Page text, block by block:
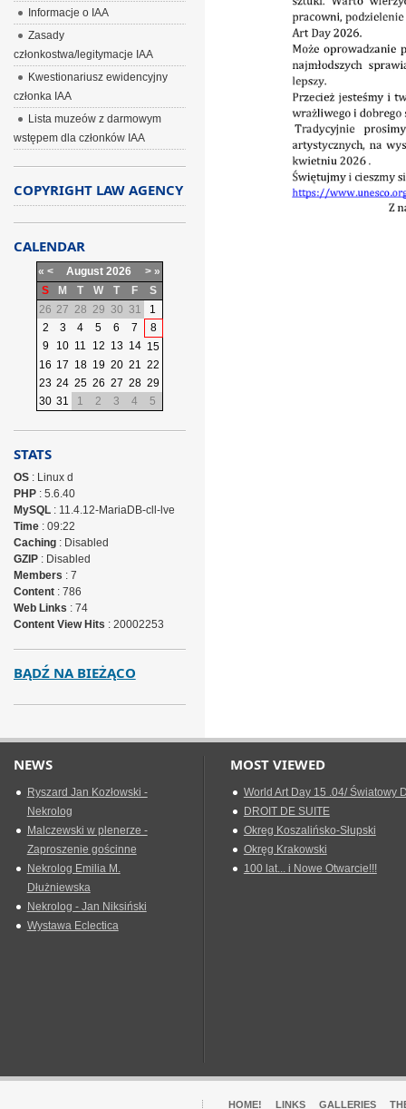
Informacje o IAA
Zasady
członkostwa/legitymacje IAA
Kwestionariusz ewidencyjny
członka IAA
Lista muzeów z darmowym
wstępem dla członków IAA
COPYRIGHT LAW AGENCY
CALENDAR
« < August 2026 > »
S
M T W T F
S
26 27 28 29 30 31
1
2
3 4 5 6 7
8
9
10 11 12 13 14 15
16 17 18 19 20 21 22
23 24 25 26 27 28 29
30 31 1 2 3 4 5
STATS
OS: Linux d
PHP: 5.6.40
MySQL: 11.4.12-MariaDB-cll-lve
Time: 09:22
Caching: Disabled
GZIP: Disabled
Members : 7
Content: 786
Web Links : 74
Content View Hits : 20002253
BĄDŹ NA BIEŻĄCO
NEWS
Ryszard Jan Kozłowski -
Nekrolog
Malczewski w plenerze -
Zaproszenie gościnne
Nekrolog Emilia M.
Dłużniewska
Nekrolog - Jan Niksiński
Wystawa Eclectica
MOST VIEWED
World Art Day 15 .04/ Światowy
DROIT DE SUITE
Okreg Koszalińsko-Słupski
Okręg Krakowski
100 lat... i Nowe Otwarcie!!!
HOME! LINKS GALLERIES